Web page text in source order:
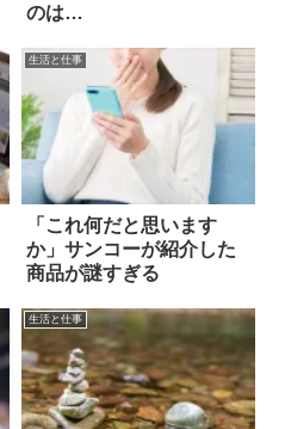
のは…
生活と仕事
「これ何だと思います
か」サンコーが紹介した
商品が謎すぎる
生活と仕事